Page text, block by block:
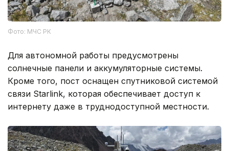
Фото: МЧС РК
Для автономной работы предусмотрены
солнечные панели и аккумуляторные системы.
Кроме того, пост оснащен спутниковой системой
связи Starlink, которая обеспечивает доступ к
интернету даже в труднодоступной местности.